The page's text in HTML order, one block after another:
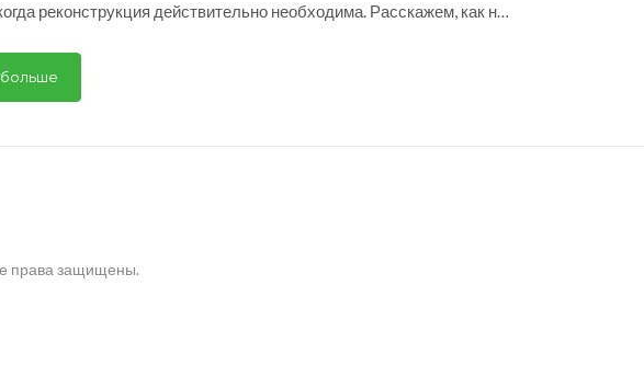
реконструкция действительно необходима. Расскажем, как не
популярные ошибки жильцов и дадим жизненные советы для тех,
большие изменения в доме. Каждый раздел снабжён
больше
права защищены.